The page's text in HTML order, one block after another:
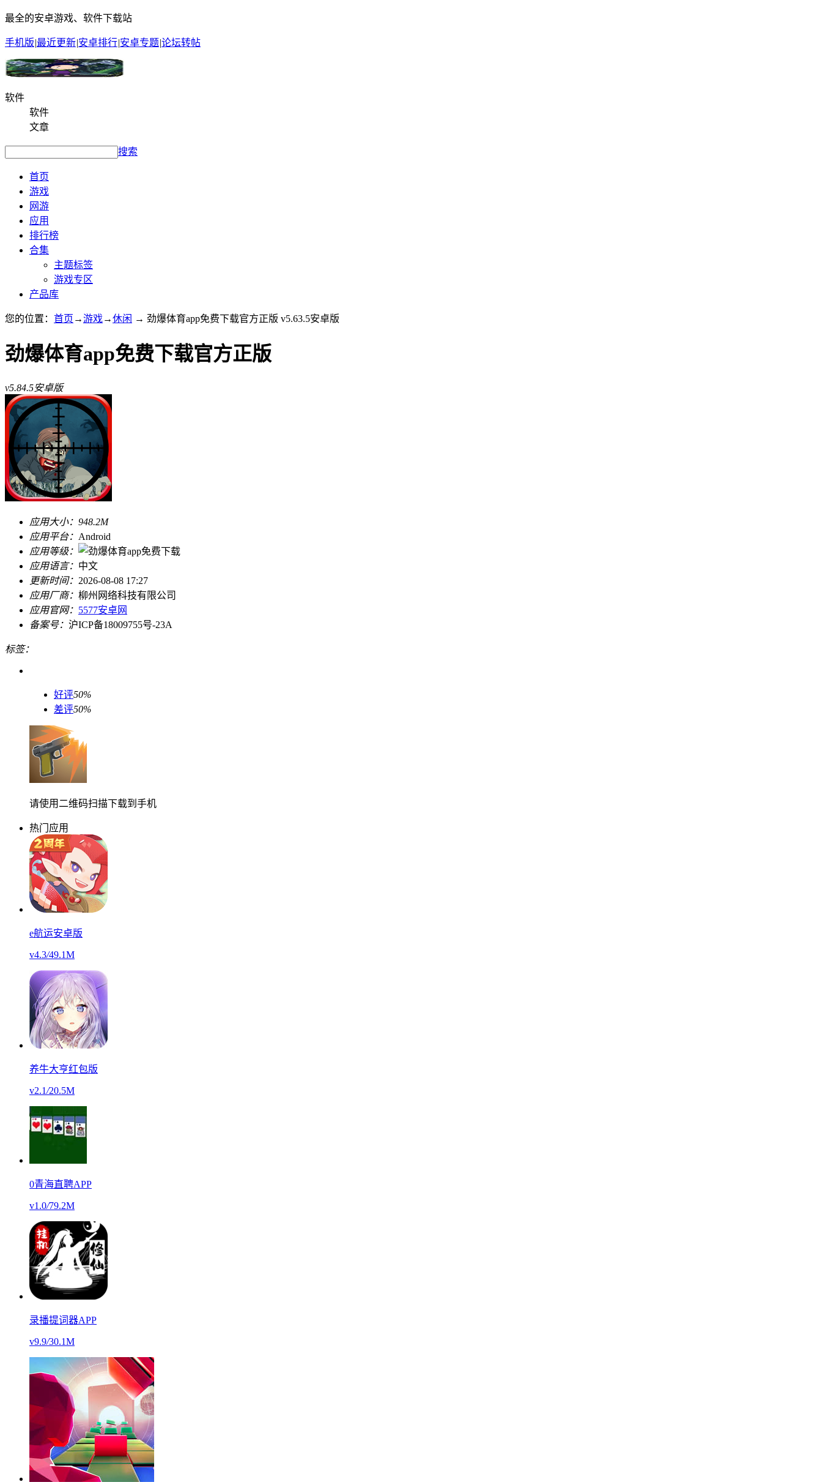
最全的安卓游戏、软件下载站
手机版|最近更新|安卓排行|安卓专题|论坛转帖
软件
软件
文章
搜索
首页
游戏
网游
应用
排行榜
合集
主题标签
游戏专区
产品库
您的位置： 首页 →游戏→休闲 → 劲爆体育app免费下载官方正版 v5.63.5安卓版
劲爆体育app免费下载官方正版
v5.84.5安卓版
应用大小： 948.2M
应用平台： Android
应用等级：
应用语言： 中文
更新时间： 2026-08-08 17:27
应用厂商： 柳州网络科技有限公司
应用官网： 5577安卓网
备案号： 沪ICP备18009755号-23A
标签：
好评50%
差评50%
请使用二维码扫描下载到手机
热门应用
e航运安卓版
v4.3/49.1M
养牛大亨红包版
v2.1/20.5M
0青海直聘APP
v1.0/79.2M
录播提词器APP
v9.9/30.1M